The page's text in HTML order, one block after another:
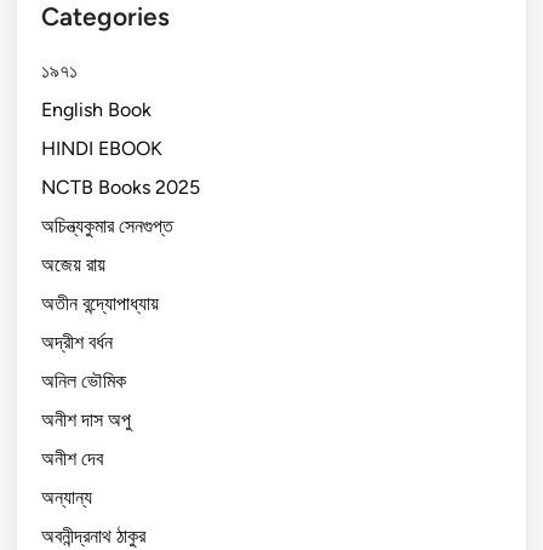
Categories
১৯৭১
English Book
HINDI EBOOK
NCTB Books 2025
অচিন্ত্যকুমার সেনগুপ্ত
অজেয় রায়
অতীন বন্দ্যোপাধ্যায়
অদ্রীশ বর্ধন
অনিল ভৌমিক
অনীশ দাস অপু
অনীশ দেব
অন্যান্য
অবনীন্দ্রনাথ ঠাকুর